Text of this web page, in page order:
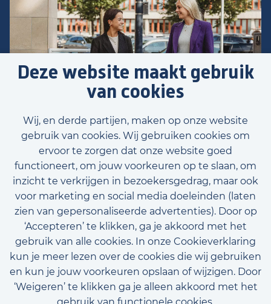
Deze website maakt gebruik
van cookies
Wij, en derde partijen, maken op onze website
gebruik van cookies. Wij gebruiken cookies om
ervoor te zorgen dat onze website goed
functioneert, om jouw voorkeuren op te slaan, om
inzicht te verkrijgen in bezoekersgedrag, maar ook
voor marketing en social media doeleinden (laten
zien van gepersonaliseerde advertenties). Door op
‘Accepteren’ te klikken, ga je akkoord met het
gebruik van alle cookies. In onze Cookieverklaring
kun je meer lezen over de cookies die wij gebruiken
en kun je jouw voorkeuren opslaan of wijzigen. Door
‘Weigeren’ te klikken ga je alleen akkoord met het
Voornaam
Achternaam
E-mailadres (optioneel)